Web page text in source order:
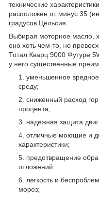
технические
расположен от минус 35
градусов Цельсия.
Выбирая моторное масло,
оно хоть чем-то, но
Тотал Кварц 9000 Футуре
у него существенные
уменьшенное
среду;
сниженный расход
процента;
надежная защита
отличные моющие и
характеристики;
предотвращение
отложений;
легкость и
мороз;